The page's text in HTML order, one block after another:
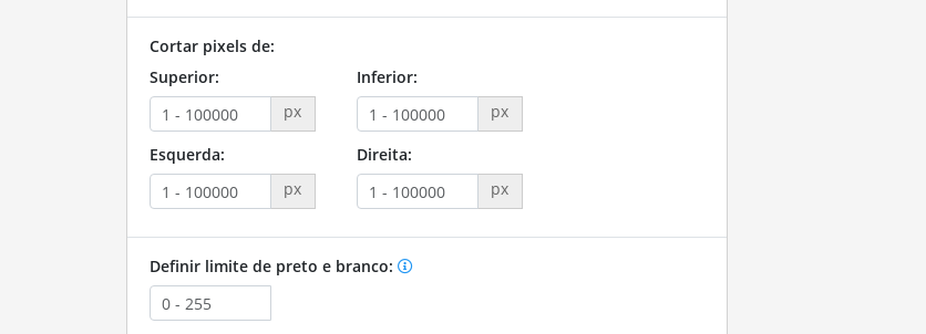
Cortar pixels de:
Superior:
px
Inferior:
px
Esquerda:
px
Direita:
px
Definir limite de preto e branco: